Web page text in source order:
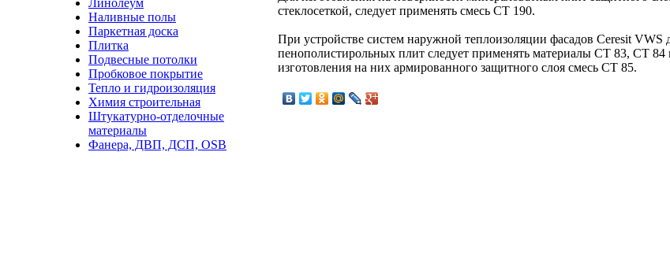
Наливные полы
Паркетная доска
Плитка
Подвесные потолки
Пробковое покрытие
Тепло и гидроизоляция
Химия строительная
Штукатурно-отделочные
материалы
Фанера, ДВП, ДСП, OSB
стеклосеткой, следует применять смесь CT 190.
При устройстве систем наружной теплоизоляции фасадов Ceresit VWS
пенополистирольных плит следует применять материалы CT 83, CT 84
изготовления на них армированного защитного слоя смесь CT 85.